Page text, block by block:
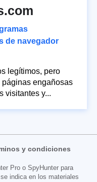
de navegador
legítimos, pero
engañosas
visitantes y...
y condiciones
Pro o SpyHunter para
indica en los materiales